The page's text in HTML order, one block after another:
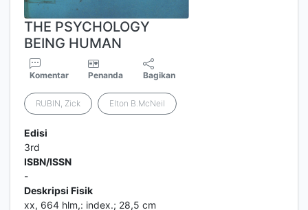
THE PSYCHOLOGY
BEING HUMAN
Komentar Penanda Bagikan
RUBIN, Zick Elton B.McNeil
Edisi
3rd
ISBN/ISSN
-
Deskripsi Fisik
xx, 664 hlm,: index.; 28,5 cm